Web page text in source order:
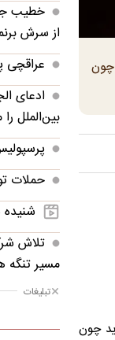
چون
خطیب
از سرش
عراقچی
ادعای
بین‌الملل
حملات
تلاش
مسیر تنگه
ریسک
تبلیغات